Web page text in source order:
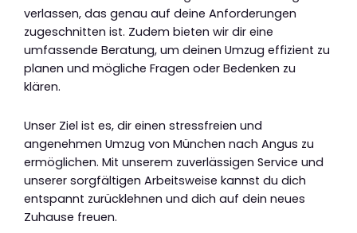
verlassen, das genau auf deine Anforderungen
zugeschnitten ist. Zudem bieten wir dir eine
umfassende Beratung, um deinen Umzug effizient zu
planen und mögliche Fragen oder Bedenken zu
klären.
Unser Ziel ist es, dir einen stressfreien und
angenehmen Umzug von München nach Angus zu
ermöglichen. Mit unserem zuverlässigen Service und
unserer sorgfältigen Arbeitsweise kannst du dich
entspannt zurücklehnen und dich auf dein neues
Zuhause freuen.